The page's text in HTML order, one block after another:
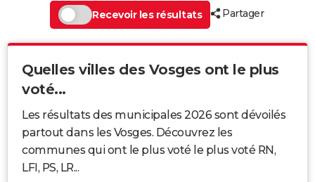
Recevoir les résultats
Partager
Quelles villes des Vosges ont le plus
voté...
Les résultats des municipales 2026 sont dévoilés
partout dans les Vosges. Découvrez les
communes qui ont le plus voté le plus voté RN,
LFI, PS, LR...